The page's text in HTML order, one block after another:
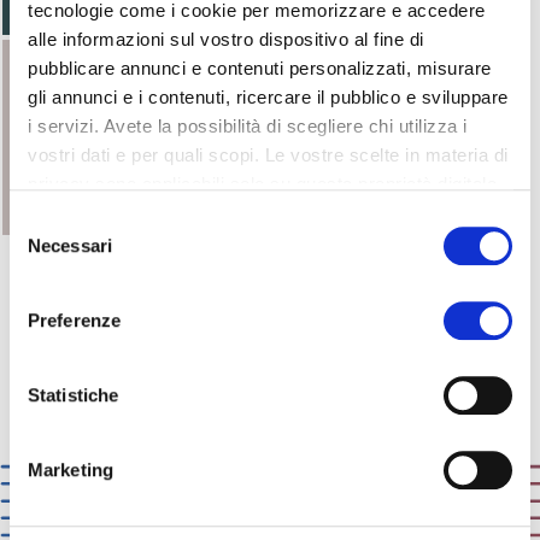
tecnologie come i cookie per memorizzare e accedere
alle informazioni sul vostro dispositivo al fine di
pubblicare annunci e contenuti personalizzati, misurare
gli annunci e i contenuti, ricercare il pubblico e sviluppare
i servizi. Avete la possibilità di scegliere chi utilizza i
vostri dati e per quali scopi. Le vostre scelte in materia di
modificare o revocare il proprio consenso in qualsiasi
momento dalla Dichiarazione sui cookie o facendo clic
raccogliere informazioni sulla tua posizione
geografica, con un'approssimazione di qualche
Identificare il tuo dispositivo, scansionandolo
delNecessari
Preferenze
Statistiche
Marketing
Vai al form Richiedi informazioni